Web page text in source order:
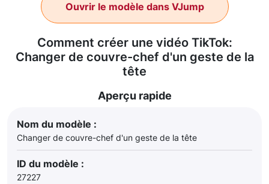
Comment créer une vidéo TikTok:
Changer de couvre-chef d'un geste de la
tête
Ouvrir le modèle dans VJump
Aperçu rapide
Nom du modèle :
Changer de couvre-chef d'un geste de la tête
ID du modèle :
27227